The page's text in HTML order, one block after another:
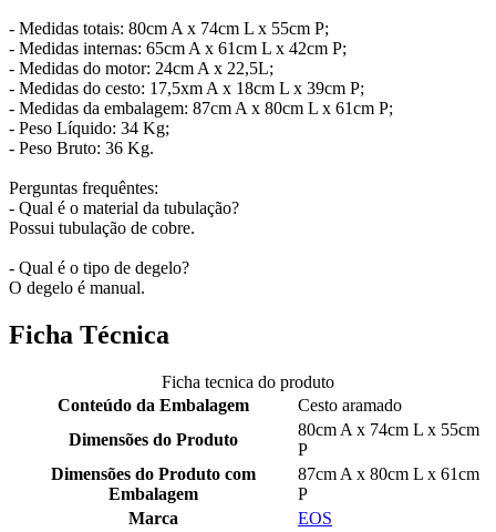
- Medidas totais: 80cm A x 74cm L x 55cm P;
- Medidas internas: 65cm A x 61cm L x 42cm P;
- Medidas do motor: 24cm A x 22,5L;
- Medidas do cesto: 17,5xm A x 18cm L x 39cm P;
- Medidas da embalagem: 87cm A x 80cm L x 61cm P;
- Peso Líquido: 34 Kg;
- Peso Bruto: 36 Kg.
Perguntas frequêntes:
- Qual é o material da tubulação?
Possui tubulação de cobre.
- Qual é o tipo de degelo?
O degelo é manual.
Ficha Técnica
Ficha tecnica do produto
Conteúdo da Embalagem
Cesto aramado
Dimensões do Produto
80cm A x 74cm L x 55cm
P
Dimensões do Produto com
Embalagem
87cm A x 80cm L x 61cm
P
Marca
EOS